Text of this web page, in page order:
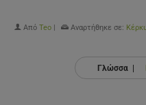
Από Teo Αναρτήθηκε σε:
Γλώσσα |